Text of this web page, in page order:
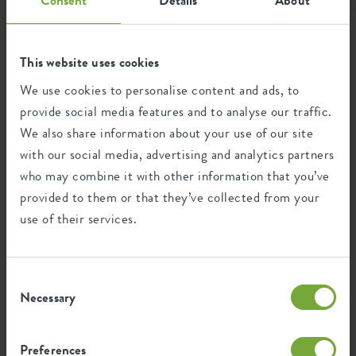
This website uses cookies
We use cookies to personalise content and ads, to
provide social media features and to analyse our traffic.
We also share information about your use of our site
with our social media, advertising and analytics partners
who may combine it with other information that you’ve
provided to them or that they’ve collected from your
use of their services.
Selection
Necessary
Preferences
99
UV protected
Frost resistant
Environmental footprint